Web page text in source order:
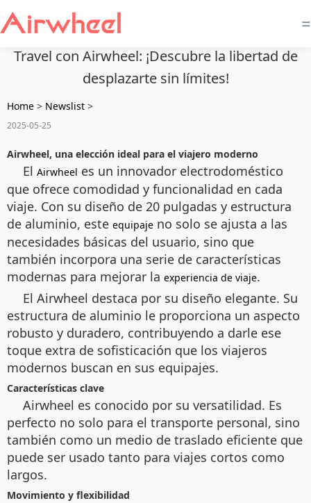
=
Travel con Airwheel: ¡Descubre la libertad de
desplazarte sin límites!
Home > Newslist >
2025-05-25
Airwheel, una elección ideal para el viajero moderno
El Airwheel es un innovador electrodoméstico
que ofrece comodidad y funcionalidad en cada
viaje. Con su diseño de 20 pulgadas y estructura
de aluminio, este equipaje no solo se ajusta a las
necesidades básicas del usuario, sino que
también incorpora una serie de características
modernas para mejorar la experiencia de viaje.
El Airwheel destaca por su diseño elegante. Su
estructura de aluminio le proporciona un aspecto
robusto y duradero, contribuyendo a darle ese
toque extra de sofisticación que los viajeros
modernos buscan en sus equipajes.
Características clave
Airwheel es conocido por su versatilidad. Es
perfecto no solo para el transporte personal, sino
también como un medio de traslado eficiente que
puede ser usado tanto para viajes cortos como
largos.
Movimiento y flexibilidad